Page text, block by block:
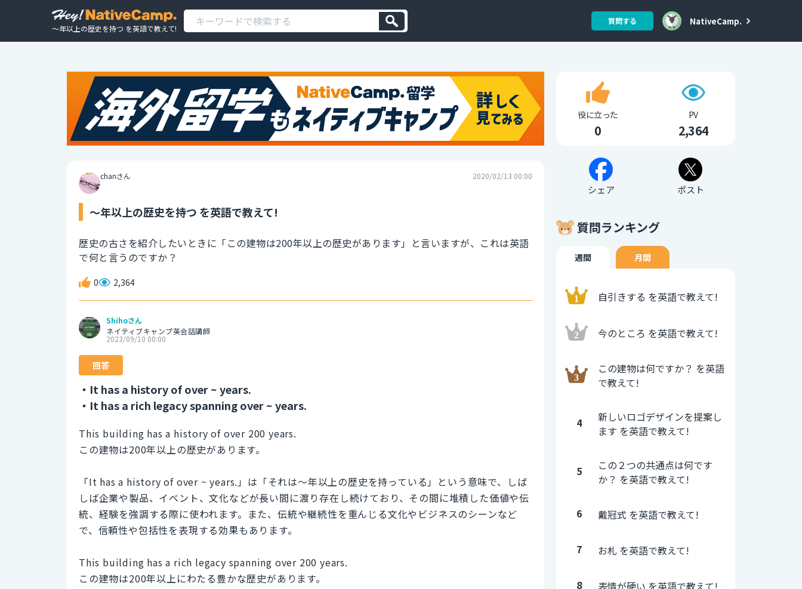
〜年以上の歴史を持つ を英語で教えて!
質問する NativeCamp.
chanさん 2020/02/13 00:00
〜年以上の歴史を持つ を英語で教えて!
歴史の古さを紹介したいときに「この建物は200年以上の歴史があります」と言いますが、これは英語
で何と言うのですか？
0 2,364
Shihoさん
ネイティブキャンプ英会話講師
2023/09/10 00:00
回答
・It has a history of over ~ years.
・It has a rich legacy spanning over ~ years.
This building has a history of over 200 years.
この建物は200年以上の歴史があります。
「It has a history of over ~ years.」は「それは〜年以上の歴史を持っている」という意味で、しば
しば企業や製品、イベント、文化などが長い間に渡り存在し続けており、その間に堆積した価値や伝
統、経験を強調する際に使われます。また、伝統や継続性を重んじる文化やビジネスのシーンなど
で、信頼性や包括性を表現する効果もあります。
This building has a rich legacy spanning over 200 years.
この建物は200年以上にわたる豊かな歴史があります。
役に立った
0
PV
2,364
シェア ポスト
質問ランキング
週間 月間
自引きする を英語で教えて!
今のところ を英語で教えて!
この建物は何ですか？ を英語
で教えて!
4
新しいロゴデザインを提案し
ます を英語で教えて!
5
この２つの共通点は何です
か？ を英語で教えて!
6 戴冠式 を英語で教えて!
7 お札 を英語で教えて!
8 表情が硬い を英語で教えて!